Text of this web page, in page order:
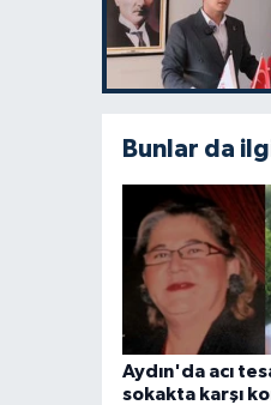
Bunlar da
Aydın'da acı
sokakta karşı